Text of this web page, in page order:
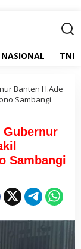
NASIONAL TNI
Banten H.Ade
Sambangi
Gubernur
Sambangi